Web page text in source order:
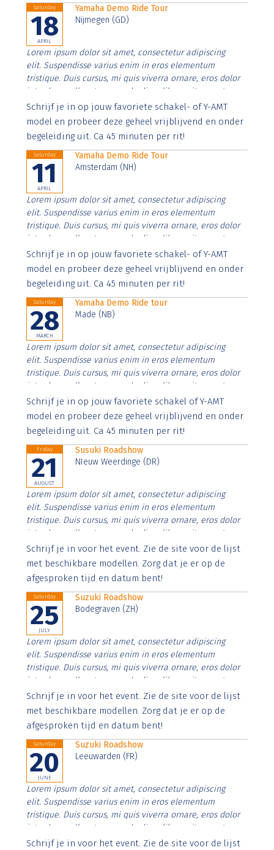
Saturday
18
APRIL
Yamaha Demo Ride Tour
Nijmegen (GD)
Lorem ipsum dolor sit amet, consectetur adipiscing
elit. Suspendisse varius enim in eros elementum
tristique. Duis cursus, mi quis viverra ornare, eros dolor
interdum nulla, ut commodo diam libero vitae erat.
Aenean faucibus nibh et justo cursus id rutrum lorem
imperdiet. Nunc ut sem vitae risus tristique posuere.
Schrijf je in op jouw favoriete schakel- of Y-AMT
model en probeer deze geheel vrijblijvend en onder
begeleiding uit. Ca 45 minuten per rit!
Saturday
11
APRIL
Yamaha Demo Ride Tour
Amsterdam (NH)
Lorem ipsum dolor sit amet, consectetur adipiscing
elit. Suspendisse varius enim in eros elementum
tristique. Duis cursus, mi quis viverra ornare, eros dolor
interdum nulla, ut commodo diam libero vitae erat.
Aenean faucibus nibh et justo cursus id rutrum lorem
imperdiet. Nunc ut sem vitae risus tristique posuere.
Schrijf je in op jouw favoriete schakel- of Y-AMT
model en probeer deze geheel vrijblijvend en onder
begeleiding uit. Ca 45 minuten per rit!
Saturday
28
MARCH
Yamaha Demo Ride tour
Made (NB)
Lorem ipsum dolor sit amet, consectetur adipiscing
elit. Suspendisse varius enim in eros elementum
tristique. Duis cursus, mi quis viverra ornare, eros dolor
interdum nulla, ut commodo diam libero vitae erat.
Aenean faucibus nibh et justo cursus id rutrum lorem
imperdiet. Nunc ut sem vitae risus tristique posuere.
Schrijf je in op jouw favoriete schakel of Y-AMT
model en probeer deze geheel vrijblijvend en onder
begeleiding uit. Ca 45 minuten per rit!
Friday
21
AUGUST
Susuki Roadshow
NIeuw Weerdinge (DR)
Lorem ipsum dolor sit amet, consectetur adipiscing
elit. Suspendisse varius enim in eros elementum
tristique. Duis cursus, mi quis viverra ornare, eros dolor
interdum nulla, ut commodo diam libero vitae erat.
Aenean faucibus nibh et justo cursus id rutrum lorem
imperdiet. Nunc ut sem vitae risus tristique posuere.
Schrijf je in voor het event. Zie de site voor de lijst
met beschikbare modellen. Zorg dat je er op de
afgesproken tijd en datum bent!
Saturday
25
JULY
Suzuki Roadshow
Bodegraven (ZH)
Lorem ipsum dolor sit amet, consectetur adipiscing
elit. Suspendisse varius enim in eros elementum
tristique. Duis cursus, mi quis viverra ornare, eros dolor
interdum nulla, ut commodo diam libero vitae erat.
Aenean faucibus nibh et justo cursus id rutrum lorem
imperdiet. Nunc ut sem vitae risus tristique posuere.
Schrijf je in voor het event. Zie de site voor de lijst
met beschikbare modellen. Zorg dat je er op de
afgesproken tijd en datum bent!
Saturday
20
JUNE
Suzuki Roadshow
Leeuwarden (FR)
Lorem ipsum dolor sit amet, consectetur adipiscing
elit. Suspendisse varius enim in eros elementum
tristique. Duis cursus, mi quis viverra ornare, eros dolor
interdum nulla, ut commodo diam libero vitae erat.
Aenean faucibus nibh et justo cursus id rutrum lorem
Schrijf je in voor het event. Zie de site voor de lijst